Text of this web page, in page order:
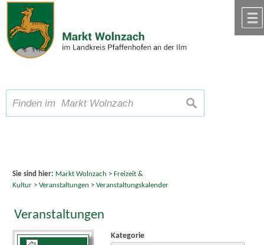
Zum Inhalt,zur Navigation
Schriftgröße A A A suchen
Sie sind hier: Markt Wolnzach > Freizeit &
Kultur> Veranstaltungen > Veranstaltungskalender
Veranstaltungen
Kategorie